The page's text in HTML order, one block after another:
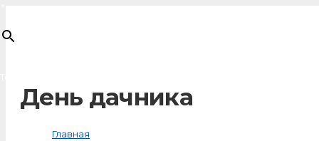
День дачника
Главная